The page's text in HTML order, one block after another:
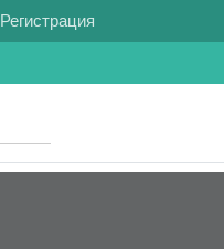
Регистрация